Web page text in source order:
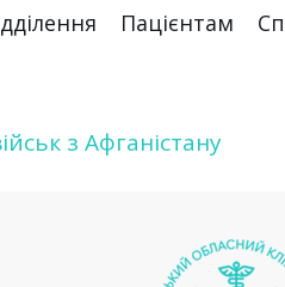
Пацієнтам
з Афганістану